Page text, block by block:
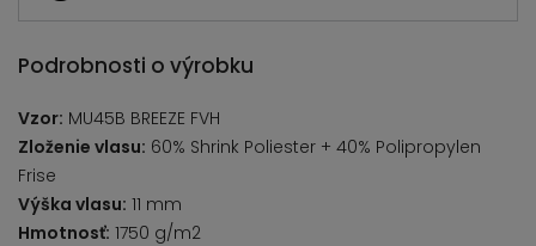
Podrobnosti o výrobku
Vzor: MU45B BREEZE FVH
Zloženie vlasu: 60% Shrink Poliester + 40% Polipropylen
Frise
Výška vlasu: 11 mm
Hmotnosť: 1750 g/m2